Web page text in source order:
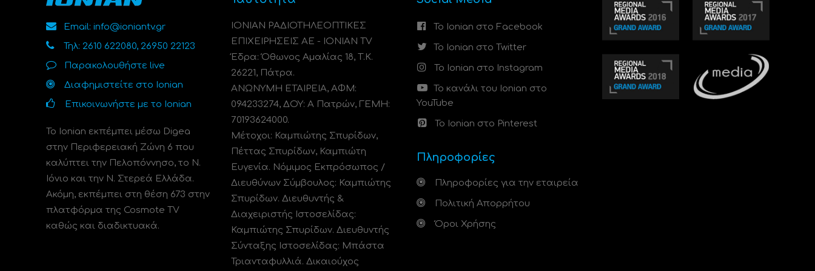
Email: info@ioniantv.gr
Τηλ: 2610 622080, 26950 22123
Παρακολουθήστε live
Διαφημιστείτε στο Ionian
Επικοινωνήστε με το Ionian
Το Ionian εκπέμπει μέσω Digea
στην Περιφερειακή Ζώνη 6 που
καλύπτει την Πελοπόννησο, το N.
Ιόνιο και την Ν. Στερεά Ελλάδα.
Ακόμη, εκπέμπει στη θέση 673 στην
πλατφόρμα της Cosmote TV
καθώς και διαδικτυακά.
ΙΟΝΙΑΝ ΡΑΔΙΟΤΗΛΕΟΠΤΙΚΕΣ
ΕΠΙΧΕΙΡΗΣΕΙΣ ΑΕ - IONIAN TV
Έδρα: Όθωνος Αμαλίας 18, Τ.Κ.
26221, Πάτρα.
ΑΝΩΝΥΜΗ ΕΤΑΙΡΕΙΑ, ΑΦΜ:
094233274, ΔΟΥ: A Πατρών, ΓΕΜΗ:
70193624000.
Μέτοχοι: Καμπιώτης Σπυρίδων,
Πέττας Σπυρίδων, Καμπιώτη
Ευγενία. Νόμιμος Εκπρόσωπος /
Διευθύνων Σύμβουλος: Καμπιώτης
Σπυρίδων. Διευθυντής &
Διαχειριστής Ιστοσελίδας:
Καμπιώτης Σπυρίδων. Διευθυντής
Σύνταξης Ιστοσελίδας: Μπάστα
Τριανταφυλλιά. Δικαιούχος
Το Ionian στο Facebook
Το Ionian στο Twitter
Το Ionian στο Instagram
Το κανάλι του Ionian στο
YouTube
Το Ionian στο Pinterest
Πληροφορίες
Πληροφορίες για την εταιρεία
Πολιτική Απορρήτου
Όροι Χρήσης